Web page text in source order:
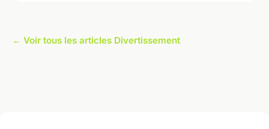
← Voir tous les articles Divertissement